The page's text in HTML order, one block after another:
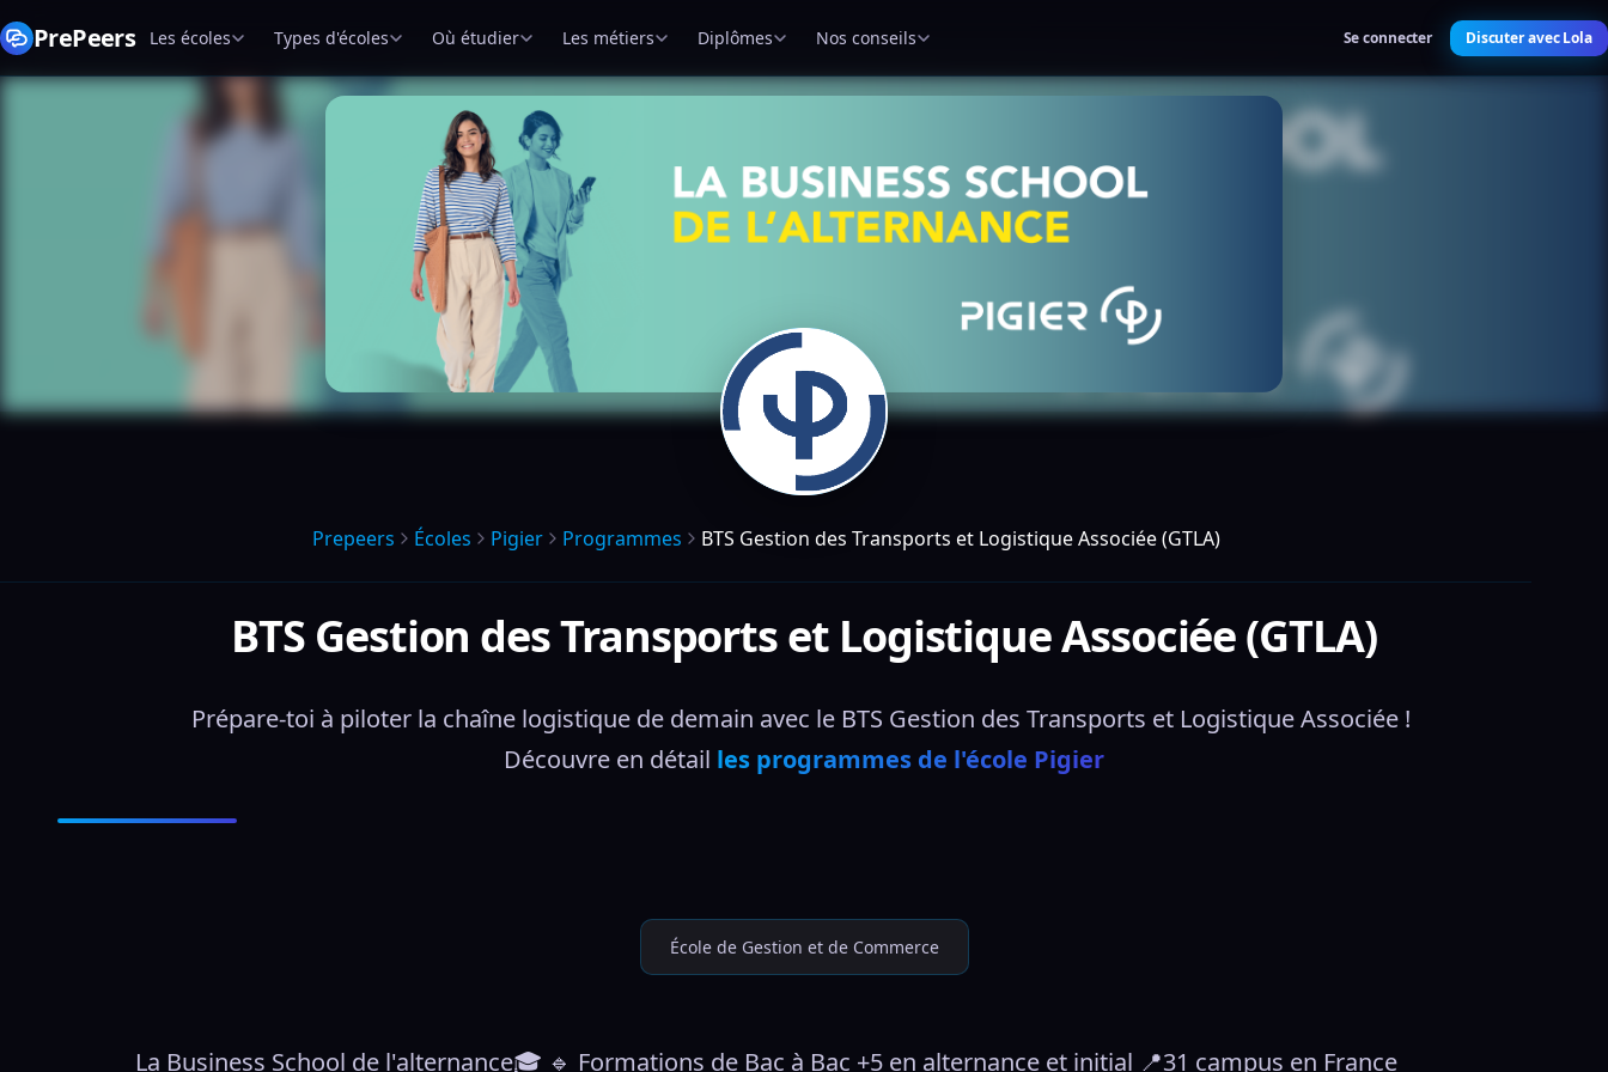
PrePeers Les écoles Types d'écoles Où étudier Les métiers Diplômes Nos conseils Se connecter Discuter avec Lola
Prepeers Écoles Pigier Programmes BTS Gestion des Transports et Logistique Associée (GTLA)
BTS Gestion des Transports et Logistique Associée (GTLA)
Prépare-toi à piloter la chaîne logistique de demain avec le BTS Gestion des Transports et Logistique Associée !
Découvre en détail les programmes de l'école Pigier
École de Gestion et de Commerce
La Business School de l'alternance🎓 🔹 Formations de Bac à Bac +5 en alternance et initial 📍31 campus en France